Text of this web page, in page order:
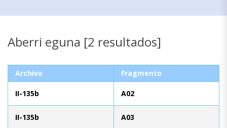
Aberri eguna [2 resultados]
Archivo Fragmento
II-135b A02
II-135b A03